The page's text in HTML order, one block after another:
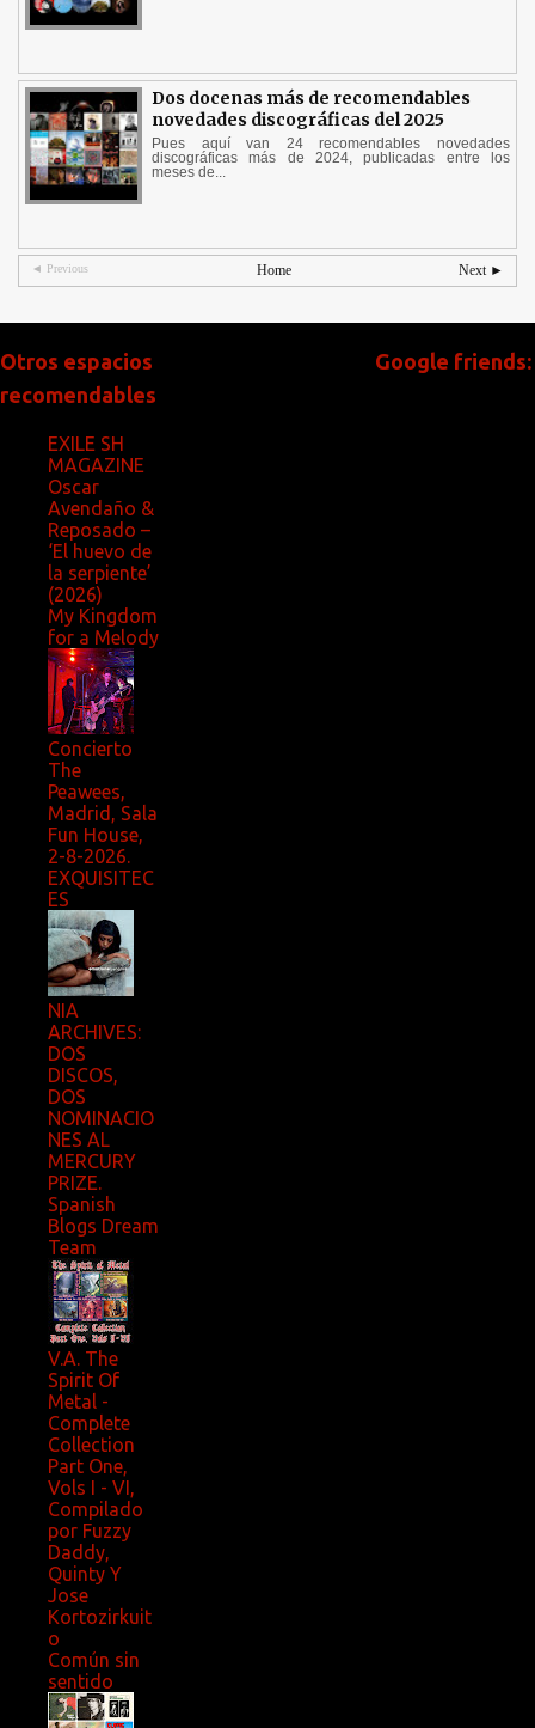
Dos docenas más de recomendables
novedades discográficas del 2025
Pues aquí van 24 recomendables novedades
discográficas más de 2024, publicadas entre los
meses de...
◄ Previous Next ►
Home
Otros espacios
recomendables
EXILE SH
MAGAZINE
Oscar
Avendaño &
Reposado –
‘El huevo de
la serpiente’
(2026)
My Kingdom
for a Melody
Concierto
The
Peawees,
Madrid, Sala
Fun House,
2-8-2026.
EXQUISITEC
ES
NIA
ARCHIVES:
DOS
DISCOS,
DOS
NOMINACIO
NES AL
MERCURY
PRIZE.
Spanish
Blogs Dream
Team
V.A. The
Spirit Of
Metal -
Complete
Collection
Part One,
Vols I - VI,
Compilado
por Fuzzy
Daddy,
Quinty Y
Jose
Kortozirkuit
o
Común sin
sentido
Google friends: